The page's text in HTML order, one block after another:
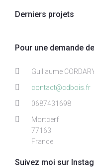
Derniers projets
Pour une demande
Guillaume
contact@cdbois.fr
0687431698
Mortcerf
77163
France
Suivez moi sur